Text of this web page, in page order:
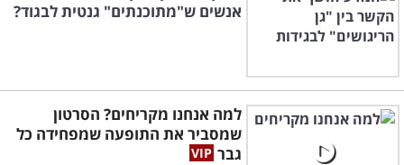
אנשים ש"מתוכנתים" גנטית לבגוד?
למה אנחנו מקריחים? הסרטון
שמסביר את התופעה שמפחידה כל
גבר